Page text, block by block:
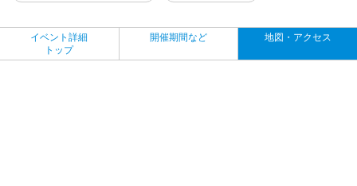
イベント詳細
トップ
開催期間など 地図・アクセス